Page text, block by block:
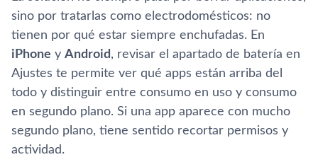
sino por tratarlas como electrodomésticos: no
tienen por qué estar siempre enchufadas. En
iPhone y Android , revisar el apartado de batería en
Ajustes te permite ver qué apps están arriba del
todo y distinguir entre consumo en uso y consumo
en segundo plano. Si una app aparece con mucho
segundo plano, tiene sentido recortar permisos y
actividad.